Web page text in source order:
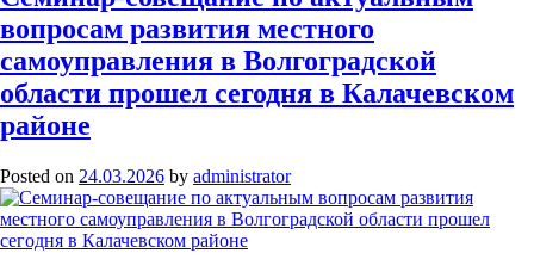
вопросам развития местного
самоуправления в Волгоградской
области прошел сегодня в Калачевском
районе
Posted on 24.03.2026 by administrator